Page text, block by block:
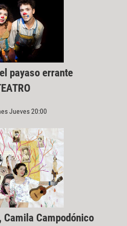
payaso errante
Jueves 20:00
Campodónico